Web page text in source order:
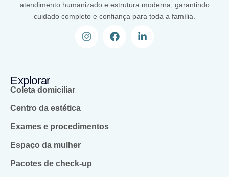
atendimento humanizado e estrutura moderna, garantindo
cuidado completo e confiança para toda a família.
Explorar
Coleta domiciliar
Centro da estética
Exames e procedimentos
Espaço da mulher
Pacotes de check-up